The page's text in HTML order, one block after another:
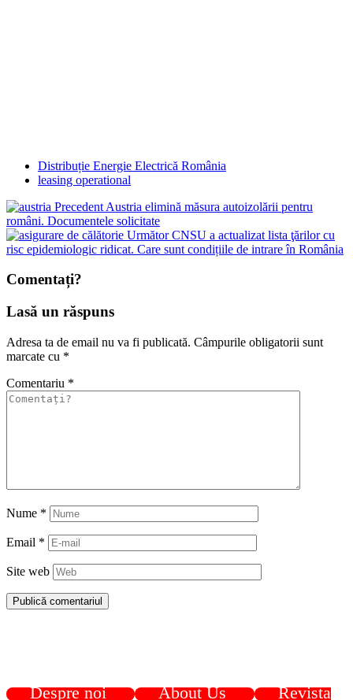
Distribuție Energie Electrică România
leasing operational
Precedent Austria elimină măsura autoizolării pentru
români. Documentele solicitate
Următor CNSU a actualizat lista ţărilor cu
risc epidemiologic ridicat. Care sunt condițiile de intrare în România
Comentați?
Lasă un răspuns
Adresa ta de email nu va fi publicată. Câmpurile obligatorii sunt
marcate cu *
Comentariu *
Nume *
Email *
Site web
Despre noi About Us Revista